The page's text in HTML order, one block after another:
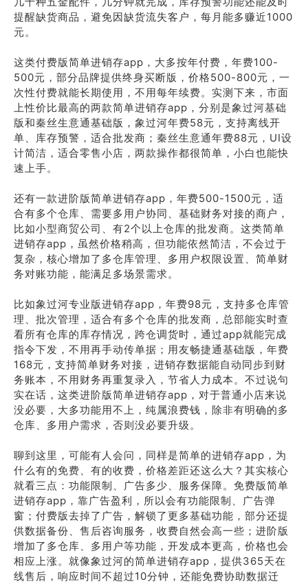
提醒缺货商品，避免因缺货流失客户，每月能多赚近1000
元。
这类付费版简单进销存app，大多按年付费，年费100-
500元，部分品牌提供终身买断版，价格500-800元，一
次性付费就能长期使用，不用每年续费。实测下来，市面
上性价比最高的两款简单进销存app，分别是象过河基础
版和秦丝生意通基础版，象过河年费58元，支持离线开
单、库存预警，适合批发商；秦丝生意通年费88元，UI设
计简洁，适合零售小店，两款操作都很简单，小白也能快
速上手。
还有一款进阶版简单进销存app，年费500-1500元，适
合有多个仓库、需要多用户协同、基础财务对接的商户，
比如小型商贸公司、有2个以上仓库的批发商。这类简单
进销存app，虽然价格稍高，但功能依然简洁，不会过于
复杂，核心增加了多仓库管理、多用户权限设置、简单财
务对账功能，能满足多场景需求。
比如象过河专业版进销存app，年费98元，支持多仓库管
理、批次管理，适合有多个仓库的批发商，总部能实时查
看所有仓库的库存情况，跨仓调货时，通过app就能完成
指令下发，不用再手动传单据；用友畅捷通基础版，年费
168元，支持简单财务对接，进销存数据能自动同步到财
务账本，不用财务再重复录入，节省人力成本。不过说句
实在话，这类进阶版简单进销存app，对于普通小店来说
没必要，大多功能用不上，纯属浪费钱，除非有明确的多
仓库、多用户需求，否则没必要升级。
聊到这里，可能有人会问，同样是简单的进销存app，为
什么有的免费、有的收费，价格差距还这么大？其实核心
就看三点：功能限制、广告多少、服务保障。免费版简单
进销存app，靠广告盈利，所以会有功能限制、广告弹
窗；付费版去掉了广告，解锁了更多基础功能，部分还提
供数据备份、售后咨询服务，收费自然会高一些；进阶版
增加了多仓库、多用户等功能，开发成本更高，价格也会
相应上涨。就像象过河的简单进销存app，提供365天在
线售后，响应时间不超过10分钟，还能免费协助数据迁